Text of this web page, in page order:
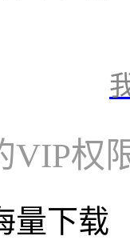
VIP权
量下载